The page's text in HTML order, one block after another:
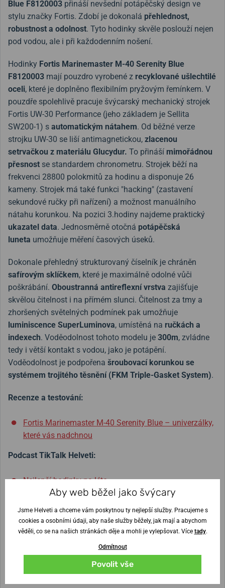
Blue F8120003 přináší nevšední potápěčský design ve
stylu značky Fortis. Zdobí je dokonalá přehlednost,
robustnost a odolnost. Tyto hodinky skvěle poslouží nejen
pod vodou, ale i při každodenním nošení.
Hodinky Fortis Marinemaster M-40 Serenity Blue
F8120003 mají pouzdro vyrobené z recyklované ušlechtilé
oceli, které je doplněno flexibilním pryžovým řemínkem. V
pouzdře spolehlivě pracuje švýcarský mechanický strojek
Fortis UW-30 Performance (jeho základem je Sellita
SW200-1) s automatickým nátahem. Od běžné verze
strojku UW-30 se liší antimagnetickou, zlacenou
setrvačkou z materiálu Glucydur. To přináší mimořádnou
přesnost se standardem chronometru. Strojek běží na
frekvenci 28800 polokmitů za hodinu a disponuje 26
kameny. Strojek má také funkci "hacking" (zastavení
sekundové ručky při nařízení) a možnost manuálního
nátahu korunkou. Na pozici 3.hodiny najdeme praktický
ukazatel data. Jednosměrně otočná potápěčská
luneta umožňuje měření časových úseků.
Dokonale přehledný strukturovaný číselník je chráněn
safírovým sklíčkem, které je maximálně odolné vůči
poškrábání. Oboustranná antireflexní vrstva zajišťuje
skvělou čitelnost i na přímém slunci. Čitelnost za tmy a
zhoršených světelných podmínek pak umožňuje
luminiscence SuperLuminova, umístěná na ručkách a
indexech. Voděodolnost tohoto modelu je 300m, zvládne
tedy i větší kontakt s vodou, jako je potápění.
Voděodolnost je podpořena šroubovací korunkou se
systémem trojitého těsnění (FKM Triple-Gasket System).
Recenze a testování:
Fortis Marinemaster M-40 Serenity Blue – univerzálky,
které vás nadchnou
Podcast TikTalk Helveti:
Nejlepší hodinky na léto
Šířka řemínku
21 mm
40 mm
Aby web běžel jako švýcary
Jsme Helveti a chceme vám poskytnou ty nejlepší služby. Pracujeme s
cookies a osobními údaji, aby naše služby běžely, jak mají a abychom
věděli, co se na našich stránkách děje a mohli je vylepšovat. Více tady.
Odmítnout
Povolit vše